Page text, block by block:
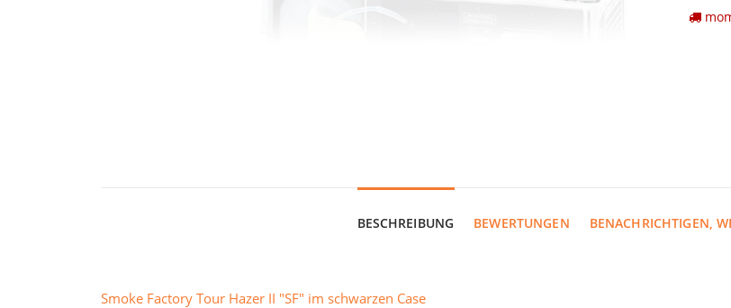
BESCHREIBUNG BEWERTUNGEN BENACHRICHTIGEN,
Smoke Factory Tour Hazer II "SF" im schwarzen Case